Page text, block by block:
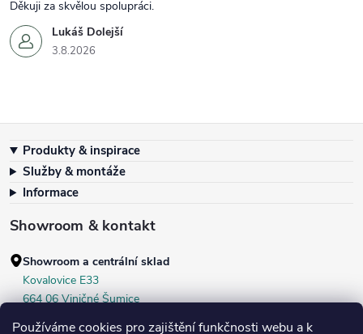
Používáme cookies pro zajištění funkčnosti webu a k
Lukáš Dolejší
3.8.2026
Děkuji za skvělou spolupráci.
Produkty & inspirace
Služby & montáže
Informace
Showroom & kontakt
Showroom a centrální sklad
Kovalovice E33
664 06 Viničné Šumice